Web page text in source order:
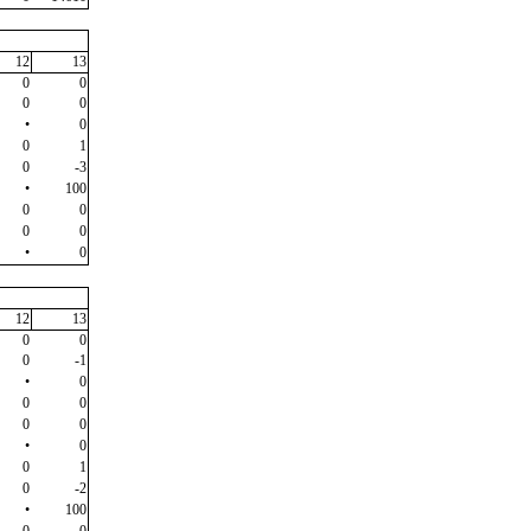
12
13
0
0
0
0
•
0
0
1
0
-3
•
100
0
0
0
0
•
0
12
13
0
0
0
-1
•
0
0
0
0
0
•
0
0
1
0
-2
•
100